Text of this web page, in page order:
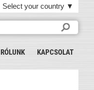
Select your country ▼
RÓLUNK KAPCSOLAT